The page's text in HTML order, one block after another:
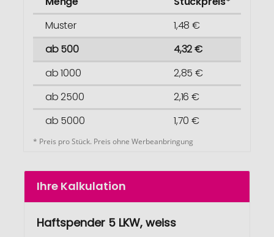
Muster
1,48 €
ab 500
4,32 €
ab 1000
2,85 €
ab 2500
2,16 €
ab 5000
1,70 €
* Preis pro Stück. Preis ohne Werbeanbringung
Ihre Kalkulation
Haftspender 5 LKW, weiss